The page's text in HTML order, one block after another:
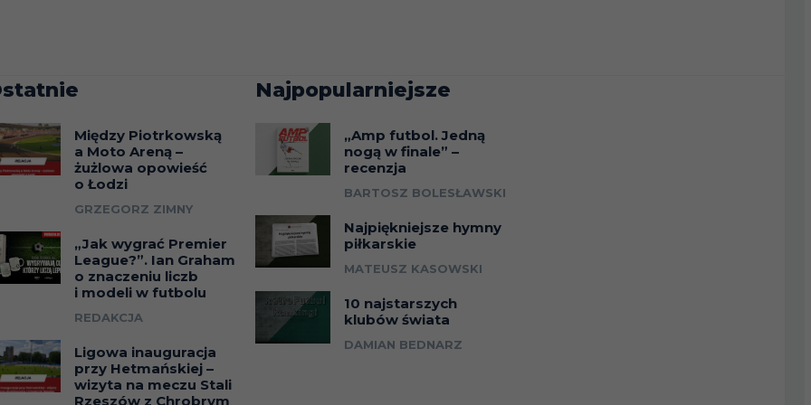
Między Piotrkowską
a Moto Areną –
żużlowa opowieść
o Łodzi
GRZEGORZ ZIMNY
„Jak wygrać Premier
League?”. Ian Graham
o znaczeniu liczb
i modeli w futbolu
REDAKCJA
Ligowa inauguracja
przy Hetmańskiej –
wizyta na meczu Stali
Rzeszów z Chrobrym
Najpopularniejsze
„Amp futbol. Jedną
nogą w finale” –
recenzja
BARTOSZ BOLESŁAWSKI
Najpiękniejsze hymny
piłkarskie
MATEUSZ KASOWSKI
10 najstarszych
klubów świata
DAMIAN BEDNARZ